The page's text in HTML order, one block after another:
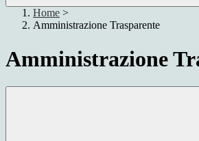
Home >
Amministrazione Trasparente
Amministrazione